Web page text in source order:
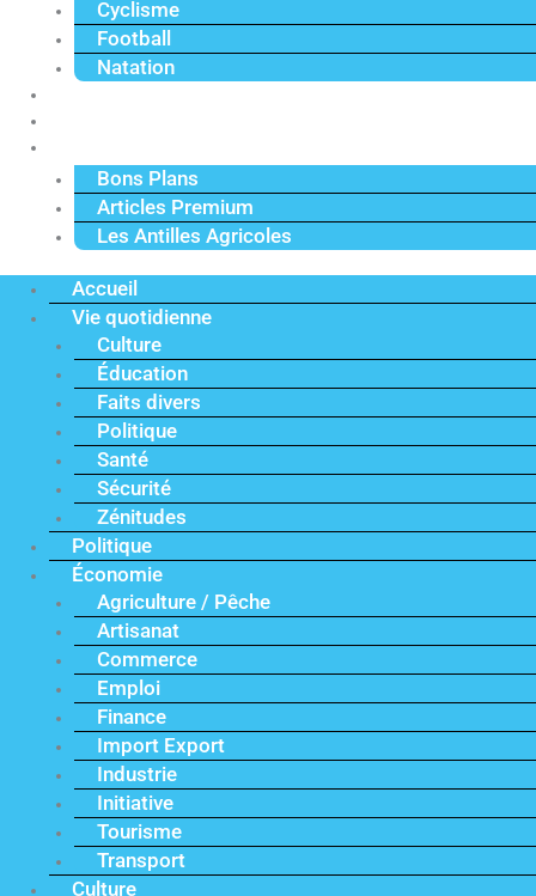
Cyclisme
Football
Natation
Bons Plans
Articles Premium
Les Antilles Agricoles
Accueil
Vie quotidienne
Culture
Éducation
Faits divers
Politique
Santé
Sécurité
Zénitudes
Politique
Économie
Agriculture / Pêche
Artisanat
Commerce
Emploi
Finance
Import Export
Industrie
Initiative
Tourisme
Transport
Culture